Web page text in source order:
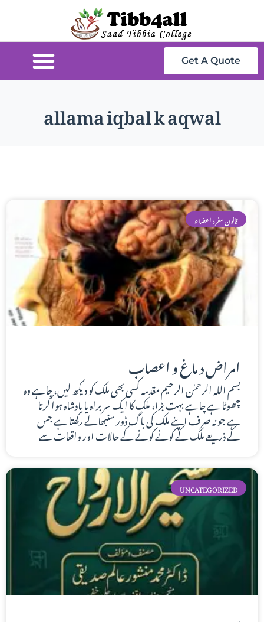
Get A Quote
allama iqbal k aqwal
قانون مفرد اعضاء
امراض د ماغ و اعصاب
بسم اللہ الرحمٰن الرحیم مقدمہ کسی بھی ملک کو دیکھ لیں، چاہے وہ
چھوٹا ہے چاہے بہت بڑا، ملک کا ایک سربراہ یا بادشاہ ہوا کرتا
ہے جو نہ صرف اپنے ملک کی باگ ڈور سنبھالے رکھتا ہے جس
کے ذریعے ملک کے کونے کونے کے حالات اور واقعات سے
UNCATEGORIZED